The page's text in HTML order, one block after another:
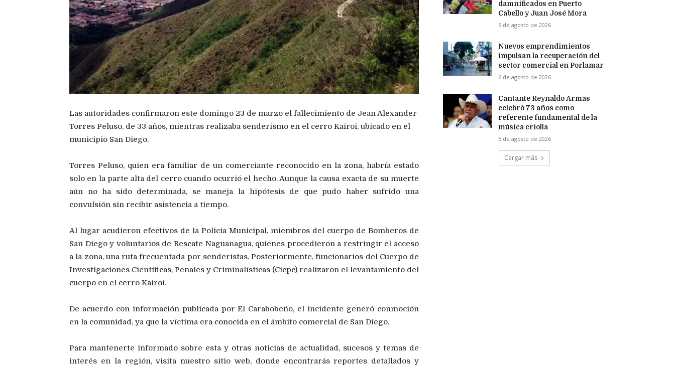
Las autoridades confirmaron este domingo 23 de marzo el fallecimiento de Jean Alexander
Torres Peluso, de 33 años, mientras realizaba senderismo en el cerro Kairoi, ubicado en el
municipio San Diego.
Torres Peluso, quien era familiar de un comerciante reconocido en la zona, habría estado
solo en la parte alta del cerro cuando ocurrió el hecho. Aunque la causa exacta de su muerte
aún no ha sido determinada, se maneja la hipótesis de que pudo haber sufrido una
convulsión sin recibir asistencia a tiempo.
Al lugar acudieron efectivos de la Policía Municipal, miembros del cuerpo de Bomberos de
San Diego y voluntarios de Rescate Naguanagua, quienes procedieron a restringir el acceso
a la zona, una ruta frecuentada por senderistas. Posteriormente, funcionarios del Cuerpo de
Investigaciones Científicas, Penales y Criminalísticas (Cicpc) realizaron el levantamiento del
cuerpo en el cerro Kairoi.
De acuerdo con información publicada por El Carabobeño, el incidente generó conmoción
en la comunidad, ya que la víctima era conocida en el ámbito comercial de San Diego.
Para mantenerte informado sobre esta y otras noticias de actualidad, sucesos y temas de
interés en la región, visita nuestro sitio web, donde encontrarás reportes detallados y
damnificados en Puerto
Cabello y Juan José Mora
6 de agosto de 2026
Nuevos emprendimientos
impulsan la recuperación del
sector comercial en Porlamar
6 de agosto de 2026
Cantante Reynaldo Armas
celebró 73 años como
referente fundamental de la
música criolla
5 de agosto de 2026
Cargar más